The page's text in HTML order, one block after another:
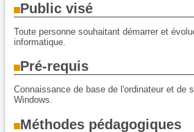
Public visé
Toute personne souhaitant démarrer et
informatique.
Pré-requis
Connaissance de base de l'ordinateur et de
Windows.
Méthodes pédagogiques